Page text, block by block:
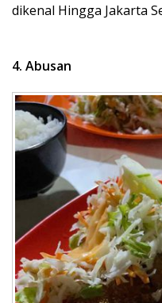
dikenal Hingga Jakarta
4. Abusan